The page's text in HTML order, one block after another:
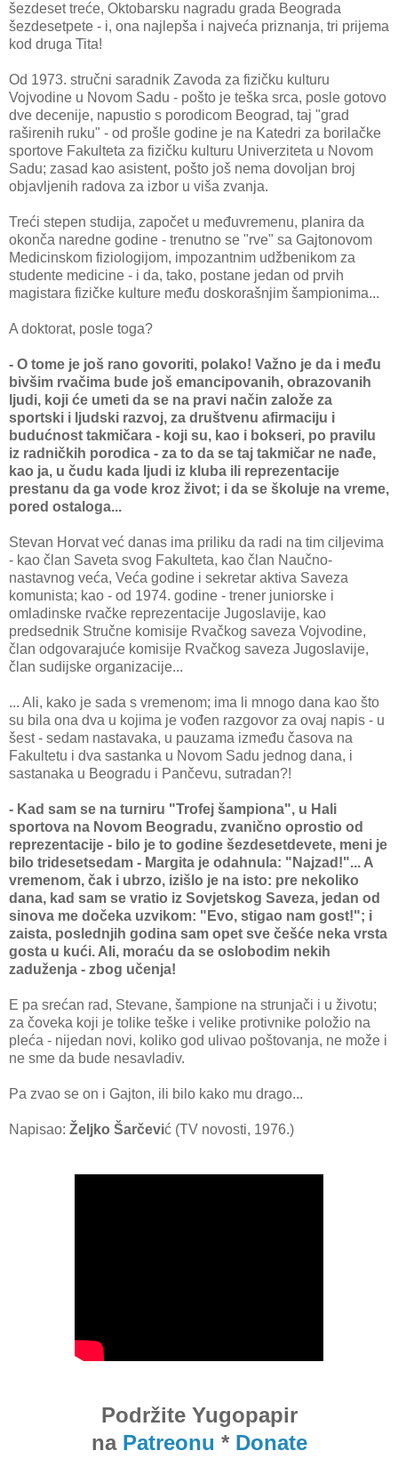
šezdeset treće, Oktobarsku nagradu grada Beograda
šezdesetpete - i, ona najlepša i najveća priznanja, tri prijema
kod druga Tita!
Od 1973. stručni saradnik Zavoda za fizičku kulturu
Vojvodine u Novom Sadu - pošto je teška srca, posle gotovo
dve decenije, napustio s porodicom Beograd, taj "grad
raširenih ruku" - od prošle godine je na Katedri za borilačke
sportove Fakulteta za fizičku kulturu Univerziteta u Novom
Sadu; zasad kao asistent, pošto još nema dovoljan broj
objavljenih radova za izbor u viša zvanja.
Treći stepen studija, započet u međuvremenu, planira da
okonča naredne godine - trenutno se "rve" sa Gajtonovom
Medicinskom fiziologijom, impozantnim udžbenikom za
studente medicine - i da, tako, postane jedan od prvih
magistara fizičke kulture među doskorašnjim šampionima...
A doktorat, posle toga?
- O tome je još rano govoriti, polako! Važno je da i među
bivšim rvačima bude još emancipovanih, obrazovanih
ljudi, koji će umeti da se na pravi način založe za
sportski i ljudski razvoj, za društvenu afirmaciju i
budućnost takmičara - koji su, kao i bokseri, po pravilu
iz radničkih porodica - za to da se taj takmičar ne nađe,
kao ja, u čudu kada ljudi iz kluba ili reprezentacije
prestanu da ga vode kroz život; i da se školuje na vreme,
pored ostaloga...
Stevan Horvat već danas ima priliku da radi na tim ciljevima
- kao član Saveta svog Fakulteta, kao član Naučno-
nastavnog veća, Veća godine i sekretar aktiva Saveza
komunista; kao - od 1974. godine - trener juniorske i
omladinske rvačke reprezentacije Jugoslavije, kao
predsednik Stručne komisije Rvačkog saveza Vojvodine,
član odgovarajuće komisije Rvačkog saveza Jugoslavije,
član sudijske organizacije...
... Ali, kako je sada s vremenom; ima li mnogo dana kao što
su bila ona dva u kojima je vođen razgovor za ovaj napis - u
šest - sedam nastavaka, u pauzama između časova na
Fakultetu i dva sastanka u Novom Sadu jednog dana, i
sastanaka u Beogradu i Pančevu, sutradan?!
- Kad sam se na turniru "Trofej šampiona", u Hali
sportova na Novom Beogradu, zvanično oprostio od
reprezentacije - bilo je to godine šezdesetdevete, meni je
bilo tridesetsedam - Margita je odahnula: "Najzad!"... A
vremenom, čak i ubrzo, izišlo je na isto: pre nekoliko
dana, kad sam se vratio iz Sovjetskog Saveza, jedan od
sinova me dočeka uzvikom: "Evo, stigao nam gost!"; i
zaista, poslednjih godina sam opet sve češće neka vrsta
gosta u kući. Ali, moraću da se oslobodim nekih
zaduženja - zbog učenja!
E pa srećan rad, Stevane, šampione na strunjači i u životu;
za čoveka koji je tolike teške i velike protivnike položio na
pleća - nijedan novi, koliko god ulivao poštovanja, ne može i
ne sme da bude nesavladiv.
Pa zvao se on i Gajton, ili bilo kako mu drago...
Napisao: Željko Šarčević (TV novosti, 1976.)
Podržite Yugopapir
na Patreonu * Donate